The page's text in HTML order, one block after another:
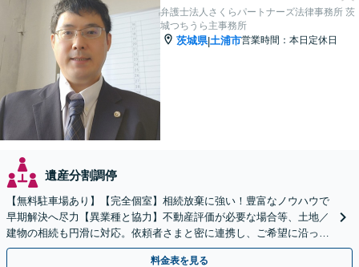
弁護士法人さくらパートナーズ法律事務所 茨
城つちうら主事務所
茨城県|土浦市営業時間：本日定休日
遺産分割調停
【無料駐車場あり】【完全個室】相続放棄に強い！豊富なノウハウで
早期解決へ尽力【異業種と協力】不動産評価が必要な場合等、土地／
建物の相続も円滑に対応。依頼者さまと密に連携し、ご希望に沿った
相続を目指します【夜間休日対応】【土浦駅よりバス3分】
料金表を見る